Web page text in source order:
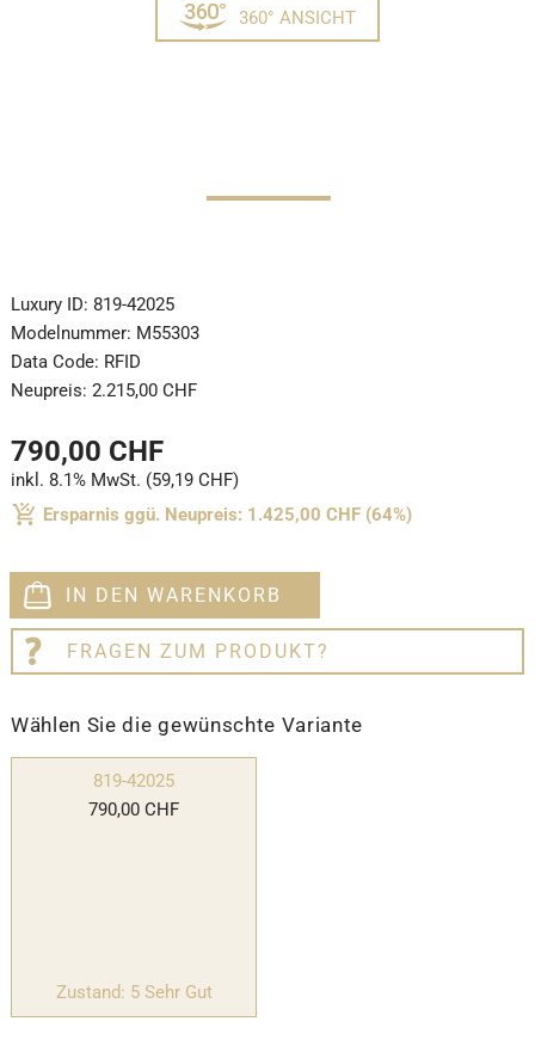
360° ANSICHT
Luxury ID: 819-42025
Modelnummer: M55303
Data Code: RFID
Neupreis: 2.215,00 CHF
790,00 CHF
inkl. 8.1% MwSt. (59,19 CHF)
Ersparnis ggü. Neupreis: 1.425,00 CHF (64%)
IN DEN WARENKORB
FRAGEN ZUM PRODUKT?
Wählen Sie die gewünschte Variante
819-42025
790,00 CHF
Zustand: 5 Sehr Gut